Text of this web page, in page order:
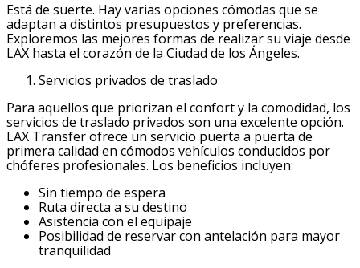
Está de suerte. Hay varias opciones cómodas que se
adaptan a distintos presupuestos y preferencias.
Exploremos las mejores formas de realizar su viaje desde
LAX hasta el corazón de la Ciudad de los Ángeles.
Servicios privados de traslado
Para aquellos que priorizan el confort y la comodidad, los
servicios de traslado privados son una excelente opción.
LAX Transfer ofrece un servicio puerta a puerta de
primera calidad en cómodos vehículos conducidos por
chóferes profesionales. Los beneficios incluyen:
Sin tiempo de espera
Ruta directa a su destino
Asistencia con el equipaje
Posibilidad de reservar con antelación para mayor
tranquilidad